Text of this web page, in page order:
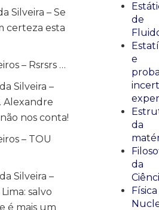
Silveira – Se
certeza esta
– Rsrsrs …
Silveira –
Alexandre
nos conta!
– TOU
Silveira –
salvo
é mais um
de
e
da
da
Física